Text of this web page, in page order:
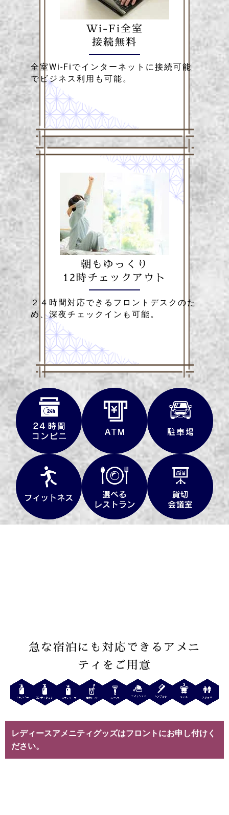
Wi-Fi全室
接続無料
全室Wi-Fiでインターネットに接続可能
でビジネス利用も可能。
朝もゆっくり
12時チェックアウト
２４時間対応できるフロントデスクのた
め、深夜チェックインも可能。
急な宿泊にも対応できるアメニ
ティをご用意
レディースアメニティグッズはフロントにお申し付けく
ださい。